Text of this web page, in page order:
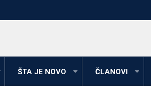
ŠTA JE NOVO ČLANOVI